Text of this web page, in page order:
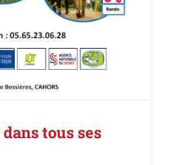
tous ses